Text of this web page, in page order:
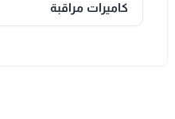
كاميرات مراقبة